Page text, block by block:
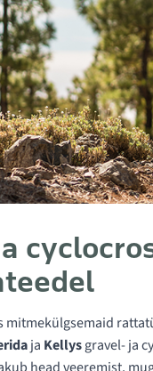
mitmekülgsemaid
ja Kellysgravel- ja